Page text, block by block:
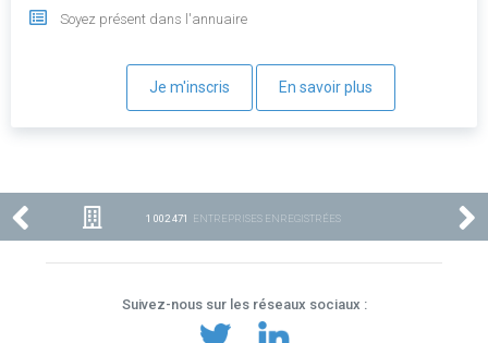
Soyez présent dans l'annuaire
Je m'inscris En savoir plus
1 002 471 ENTREPRISES ENREGISTRÉES
Suivez-nous sur les réseaux sociaux :